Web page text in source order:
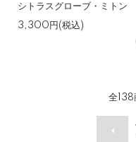
シトラスグローブ・ミトン
3,300円(税込)
全 138